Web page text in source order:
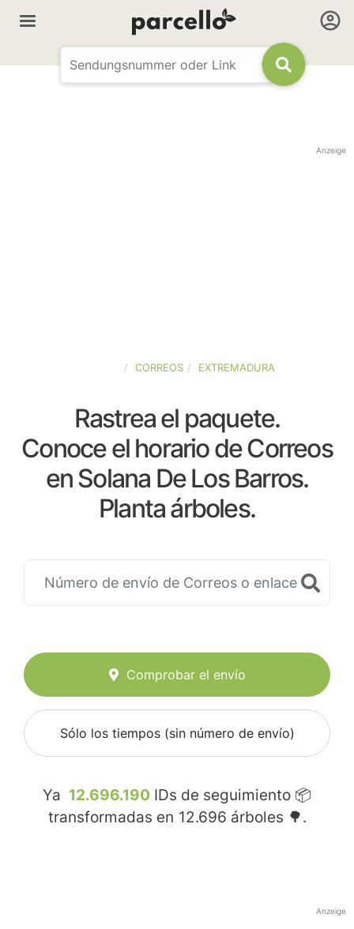
Anzeige
CORREOS EXTREMADURA
Rastrea el paquete.
Conoce el horario de Correos
en Solana De Los Barros.
Planta árboles.
Comprobar el envío
Sólo los tiempos (sin número de envío)
Ya 12.696.190 IDs de seguimiento 📦
transformadas en 12.696 árboles 🌳.
Anzeige